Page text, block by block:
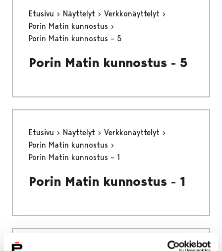
Etusivu Näyttelyt
Verkkonäyttelyt
Porin Matin kunnostus
Porin Matin kunnostus – 5
Porin Matin kunnostus - 5
Etusivu Näyttelyt
Verkkonäyttelyt
Porin Matin kunnostus
Porin Matin kunnostus – 1
Porin Matin kunnostus - 1